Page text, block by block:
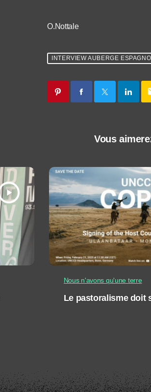
O.Nottale
INTERVIEW AUBERGE
Vous
play_arrow
Nous n'avons qu'une terre
Le pastoralisme doit